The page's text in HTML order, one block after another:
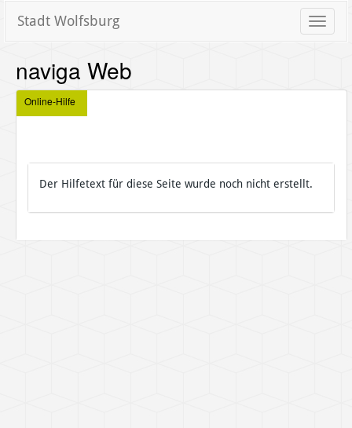
Toggle
Stadt Wolfsburg
naviga Web
Online-Hilfe
Der Hilfetext für diese Seite wurde noch nicht erstellt.